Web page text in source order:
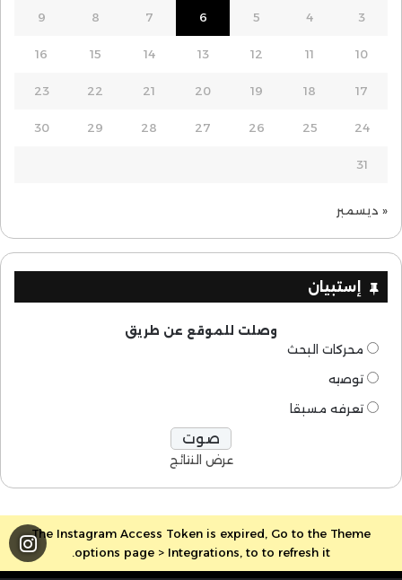
3
4
5
6
7
8
9
10
11
12
13
14
15
16
17
18
19
20
21
22
23
24
25
26
27
28
29
30
31
« ديسمبر
إستبيان
وصلت للموقع عن طريق
محركات البحث
توصيه
تعرفه مسبقا
عرض النتائج
The Instagram Access Token is expired, Go to the Theme
options page > Integrations, to to refresh it.